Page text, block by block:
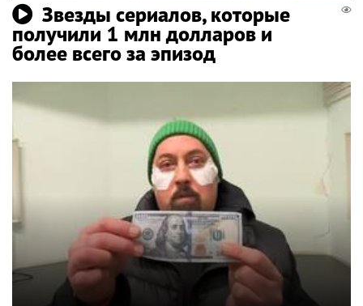
Звезды сериалов, которые
получили 1 млн долларов и
более всего за эпизод